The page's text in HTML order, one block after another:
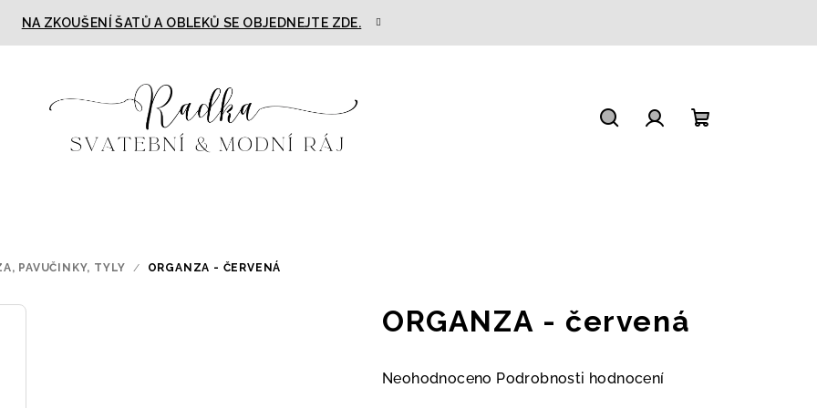
NA ZKOUŠENÍ ŠATŮ A OBLEKŮ SE OBJEDNEJTE ZDE.
PAVUČINKY, TYLY / ORGANZA - ČERVENÁ
ORGANZA - červená
Průměrné
Neohodnoceno Podrobnosti hodnocení